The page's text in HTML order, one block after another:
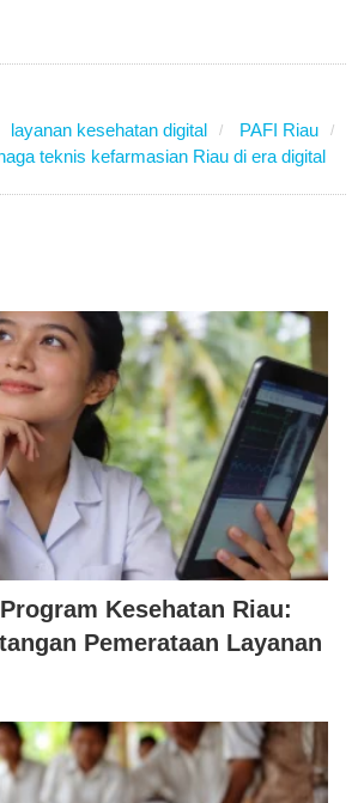
layanan kesehatan digital
PAFI Riau
teknis kefarmasian Riau di era digital
Kesehatan Riau:
Pemerataan Layanan